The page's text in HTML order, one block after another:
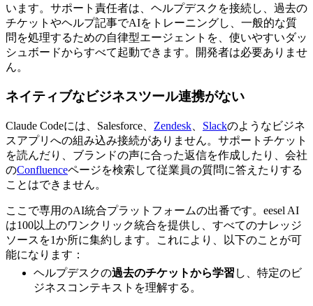
います。サポート責任者は、ヘルプデスクを接続し、過去の
チケットやヘルプ記事でAIをトレーニングし、一般的な質
問を処理するための自律型エージェントを、使いやすいダッ
シュボードからすべて起動できます。開発者は必要ありませ
ん。
ネイティブなビジネスツール連携がない
Claude Codeには、Salesforce、 Zendesk Slackのようなビジネ
スアプリへの組み込み接続がありません。サポートチケット
を読んだり、ブランドの声に合った返信を作成したり、会社
のConfluenceページを検索して従業員の質問に答えたりする
ことはできません。
ここで専用のAI統合プラットフォームの出番です。eesel AI
は100以上のワンクリック統合を提供し、すべてのナレッジ
ソースを1か所に集約します。これにより、以下のことが可
能になります：
ヘルプデスクの過去のチケットから学習 し、特定のビ
ジネスコンテキストを理解する。